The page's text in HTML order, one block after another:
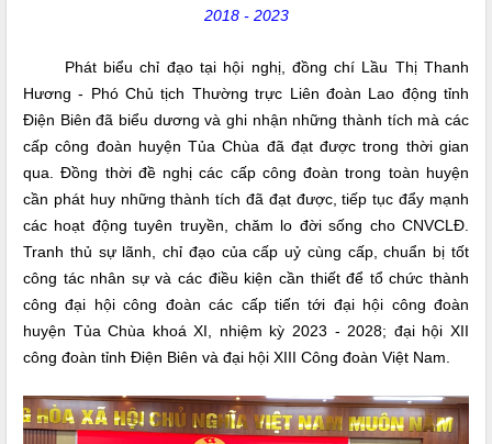
2018 - 2023
Phát biểu chỉ đạo tại hội nghị, đồng chí Lầu Thị Thanh
Hương - Phó Chủ tịch Thường trực Liên đoàn Lao động tỉnh
Điện Biên đã biểu dương và ghi nhận những thành tích mà các
cấp công đoàn huyện Tủa Chùa đã đạt được trong thời gian
qua. Đồng thời đề nghị các cấp công đoàn trong toàn huyện
cần phát huy những thành tích đã đạt được, tiếp tục đẩy mạnh
các hoạt động tuyên truyền, chăm lo đời sống cho CNVCLĐ.
Tranh thủ sự lãnh, chỉ đạo của cấp uỷ cùng cấp, chuẩn bị tốt
công tác nhân sự và các điều kiện cần thiết để tổ chức thành
công đại hội công đoàn các cấp tiến tới đại hội công đoàn
huyện Tủa Chùa khoá XI, nhiệm kỳ 2023 - 2028; đại hội XII
công đoàn tỉnh Điện Biên và đại hội XIII Công đoàn Việt Nam.